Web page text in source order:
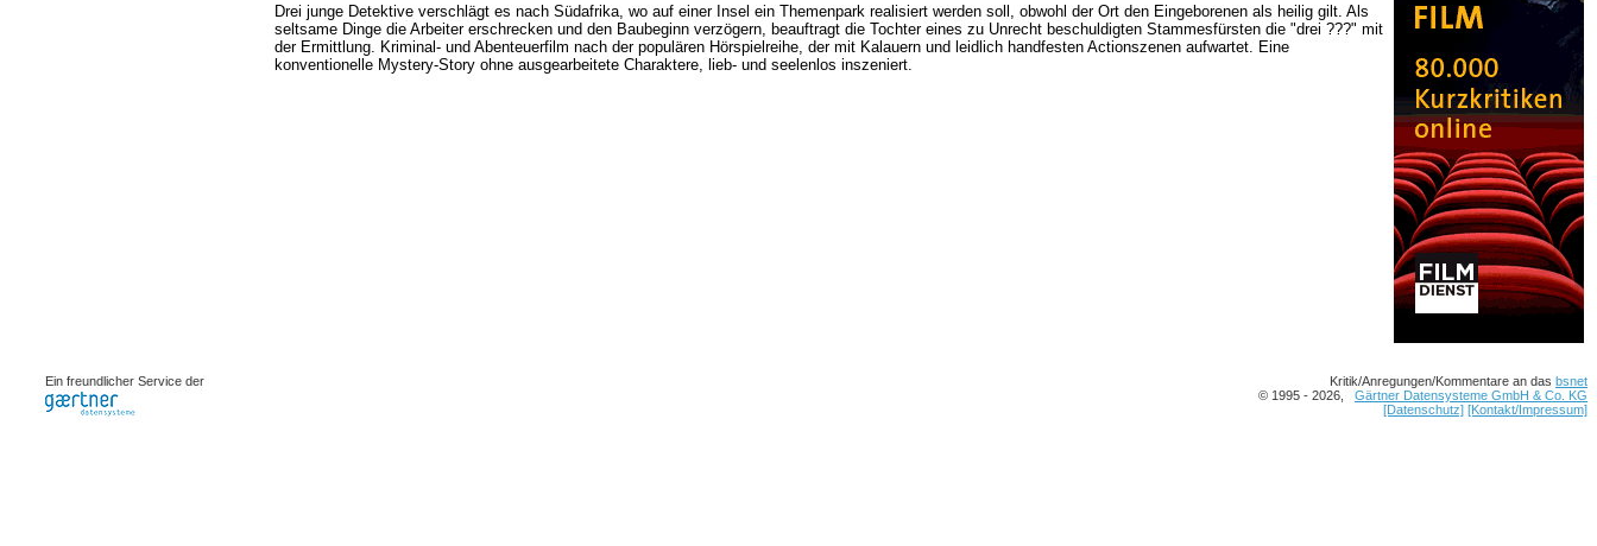
Drei junge Detektive verschlägt es nach Südafrika, wo auf einer Insel ein Themenpark realisiert werden soll, obwohl der Ort den Eingeborenen als heilig gilt. Als
seltsame Dinge die Arbeiter erschrecken und den Baubeginn verzögern, beauftragt die Tochter eines zu Unrecht beschuldigten Stammesfürsten die "drei ???" mit
der Ermittlung. Kriminal- und Abenteuerfilm nach der populären Hörspielreihe, der mit Kalauern und leidlich handfesten Actionszenen aufwartet. Eine
konventionelle Mystery-Story ohne ausgearbeitete Charaktere, lieb- und seelenlos inszeniert.
Ein freundlicher Service der Kritik/Anregungen/Kommentare an das bsnet
© 1995 - 2026, Gärtner Datensysteme GmbH & Co. KG
[Datenschutz] [Kontakt/Impressum]